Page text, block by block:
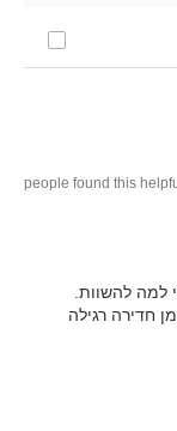
למה להשוות.
חדירה רגילה